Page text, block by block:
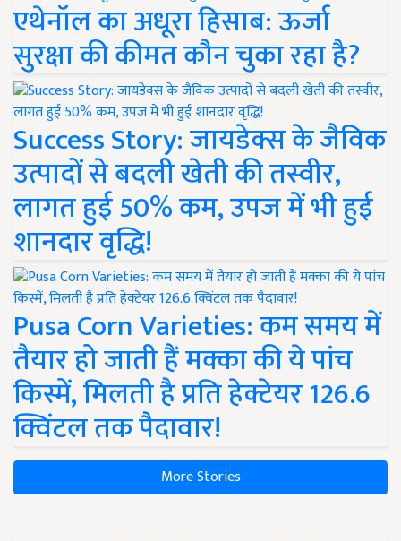
एथेनॉल का अधूरा हिसाब: ऊर्जा
सुरक्षा की कीमत कौन चुका रहा है?
Success Story: जायडेक्स के जैविक
उत्पादों से बदली खेती की तस्वीर,
लागत हुई 50% कम, उपज में भी हुई
शानदार वृद्धि!
Pusa Corn Varieties: कम समय में
तैयार हो जाती हैं मक्का की ये पांच
किस्में, मिलती है प्रति हेक्टेयर 126.6
क्विंटल तक पैदावार!
More Stories